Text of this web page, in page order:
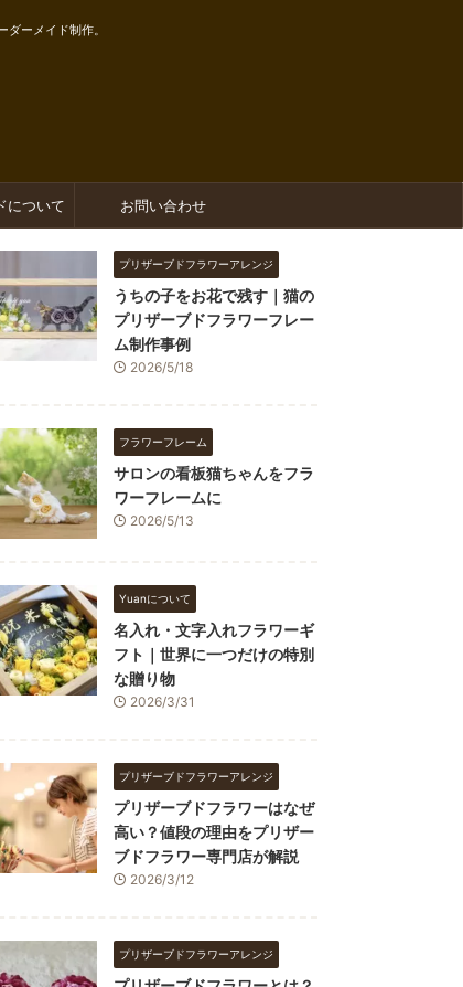
ーメイド制作。
について お問い合わせ
プリザーブドフラワーアレンジ
うちの子をお花で残す｜猫の
プリザーブドフラワーフレー
ム制作事例
2026/5/18
フラワーフレーム
サロンの看板猫ちゃんをフラ
ワーフレームに
2026/5/13
Yuanについて
名入れ・文字入れフラワーギ
フト｜世界に一つだけの特別
な贈り物
2026/3/31
プリザーブドフラワーアレンジ
プリザーブドフラワーはなぜ
高い？値段の理由をプリザー
ブドフラワー専門店が解説
2026/3/12
プリザーブドフラワーアレンジ